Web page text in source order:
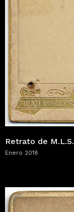
Retrato de M.L.S.
Enero 2018